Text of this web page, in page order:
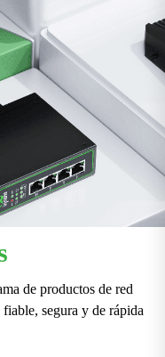
de productos de red
segura y de rápida